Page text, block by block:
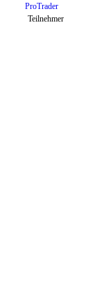
ProTrader
Teilnehmer